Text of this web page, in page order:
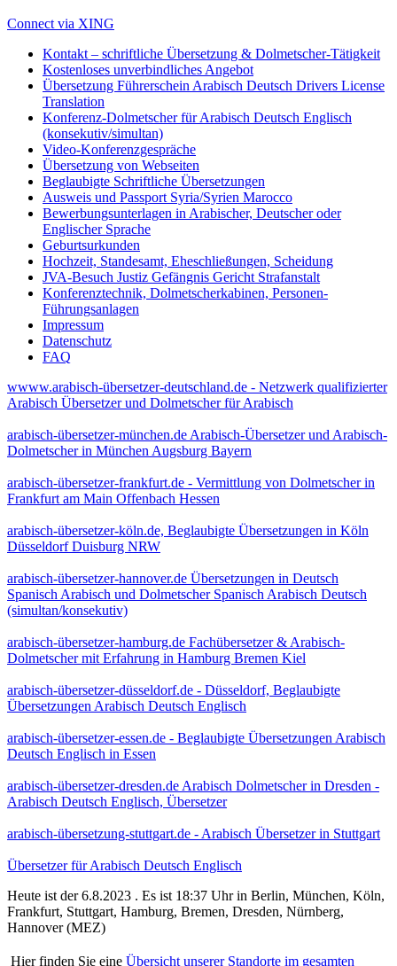
Connect via XING
Kontakt – schriftliche Übersetzung & Dolmetscher-Tätigkeit
Kostenloses unverbindliches Angebot
Übersetzung Führerschein Arabisch Deutsch Drivers License
Translation
Konferenz-Dolmetscher für Arabisch Deutsch Englisch
(konsekutiv/simultan)
Video-Konferenzgespräche
Übersetzung von Webseiten
Beglaubigte Schriftliche Übersetzungen
Ausweis und Passport Syria/Syrien Marocco
Bewerbungsunterlagen in Arabischer, Deutscher oder
Englischer Sprache
Geburtsurkunden
Hochzeit, Standesamt, Eheschließungen, Scheidung
JVA-Besuch Justiz Gefängnis Gericht Strafanstalt
Konferenztechnik, Dolmetscherkabinen, Personen-
Führungsanlagen
Impressum
Datenschutz
FAQ
wwww.arabisch-übersetzer-deutschland.de - Netzwerk qualifizierter
Arabisch Übersetzer und Dolmetscher für Arabisch
arabisch-übersetzer-münchen.de Arabisch-Übersetzer und Arabisch-
Dolmetscher in München Augsburg Bayern
arabisch-übersetzer-frankfurt.de - Vermittlung von Dolmetscher in
Frankfurt am Main Offenbach Hessen
arabisch-übersetzer-köln.de, Beglaubigte Übersetzungen in Köln
Düsseldorf Duisburg NRW
arabisch-übersetzer-hannover.de Übersetzungen in Deutsch
Spanisch Arabisch und Dolmetscher Spanisch Arabisch Deutsch
(simultan/konsekutiv)
arabisch-übersetzer-hamburg.de Fachübersetzer & Arabisch-
Dolmetscher mit Erfahrung in Hamburg Bremen Kiel
arabisch-übersetzer-düsseldorf.de - Düsseldorf, Beglaubigte
Übersetzungen Arabisch Deutsch Englisch
arabisch-übersetzer-essen.de - Beglaubigte Übersetzungen Arabisch
Deutsch Englisch in Essen
arabisch-übersetzer-dresden.de Arabisch Dolmetscher in Dresden -
Arabisch Deutsch Englisch, Übersetzer
arabisch-übersetzung-stuttgart.de - Arabisch Übersetzer in Stuttgart
Übersetzer für Arabisch Deutsch Englisch
Heute ist der 6.8.2023 . Es ist 18:37 Uhr in Berlin, München, Köln,
Frankfurt, Stuttgart, Hamburg, Bremen, Dresden, Nürnberg,
Hannover (MEZ)
Hier finden Sie eine Übersicht unserer Standorte im gesamten